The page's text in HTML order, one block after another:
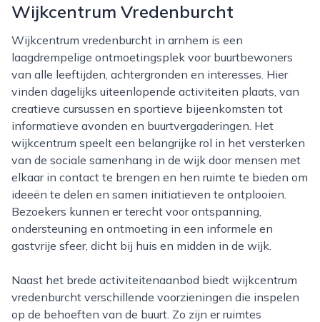
Wijkcentrum Vredenburcht
Wijkcentrum vredenburcht in arnhem is een
laagdrempelige ontmoetingsplek voor buurtbewoners
van alle leeftijden, achtergronden en interesses. Hier
vinden dagelijks uiteenlopende activiteiten plaats, van
creatieve cursussen en sportieve bijeenkomsten tot
informatieve avonden en buurtvergaderingen. Het
wijkcentrum speelt een belangrijke rol in het versterken
van de sociale samenhang in de wijk door mensen met
elkaar in contact te brengen en hen ruimte te bieden om
ideeën te delen en samen initiatieven te ontplooien.
Bezoekers kunnen er terecht voor ontspanning,
ondersteuning en ontmoeting in een informele en
gastvrije sfeer, dicht bij huis en midden in de wijk.
Naast het brede activiteitenaanbod biedt wijkcentrum
vredenburcht verschillende voorzieningen die inspelen
op de behoeften van de buurt. Zo zijn er ruimtes